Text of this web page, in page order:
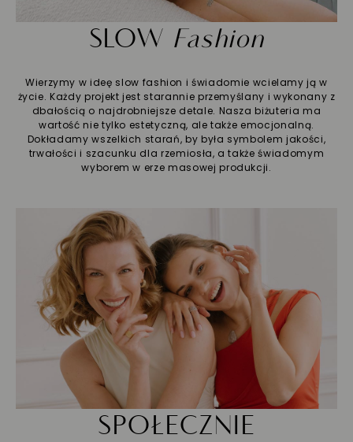
SLOW Fashion
Wierzymy w ideę slow fashion i świadomie wcielamy ją w
życie. Każdy projekt jest starannie przemyślany i wykonany z
dbałością o najdrobniejsze detale. Nasza biżuteria ma
wartość nie tylko estetyczną, ale także emocjonalną.
Dokładamy wszelkich starań, by była symbolem jakości,
trwałości i szacunku dla rzemiosła, a także świadomym
wyborem w erze masowej produkcji.
SPOŁECZNIE